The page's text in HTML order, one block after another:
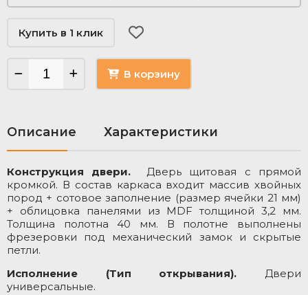
Купить в 1 клик
В корзину
Описание Характеристики
Конструкция двери. Дверь щитовая с прямой
кромкой. В состав каркаса входит массив хвойных
пород + сотовое заполнение (размер ячейки 21 мм)
+ облицовка панелями из MDF толщиной 3,2 мм.
Толщина полотна 40 мм. В полотне выполнены
фрезеровки под механический замок и скрытые
петли.
Исполнение (Тип открывания). Двери
универсальные.